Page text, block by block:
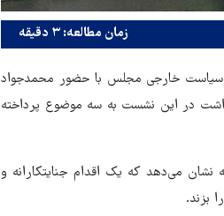
زمان مطالعه: ۳ دقیقه
سیاست خارجی مجلس با حضور محمدجواد
در این نشست به سه موضوع پرداخته
نشان می‌دهد که یک اقدام جنایتکارانه و
بزند.